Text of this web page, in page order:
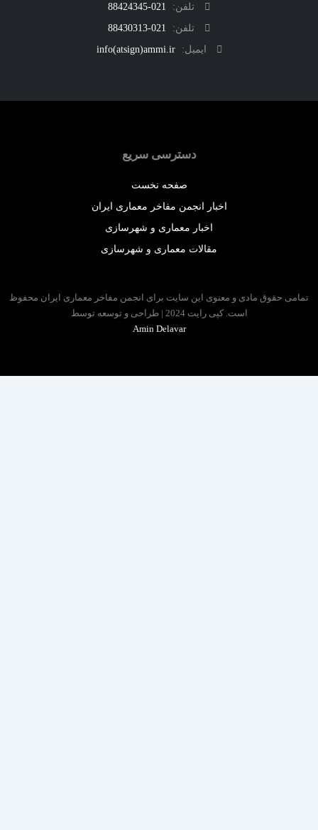
تلفن:
021-88424345
تلفن:
021-88430313
ایمیل:
info(atsign)ammi.ir
دسترسی سریع
صفحه نخست
اخبار انجمن مفاخر معماری ایران
اخبار معماری و شهرسازی
مقالات معماری و شهرسازی
حقوق مادی و معنوی این سایت برای انجمن مفاخر معماری ایران محفوظ
است. کپی رایت 2024 | طراحی و توسعه توسط
Amin Delavar